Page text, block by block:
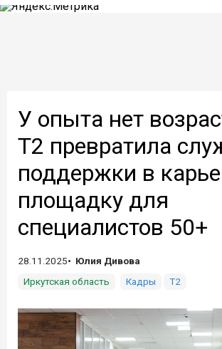
У опыта нет
Т2 превратила
поддержки в
площадку для
специалистов 50+
28.11.2025
Юлия Дивова
Иркутская область
Кадры Т2